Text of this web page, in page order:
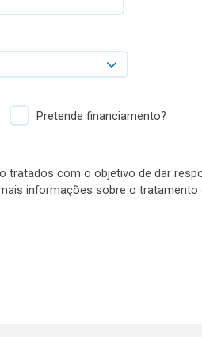
Pretende financiamento?
com o objetivo de dar
informações sobre o tratamento